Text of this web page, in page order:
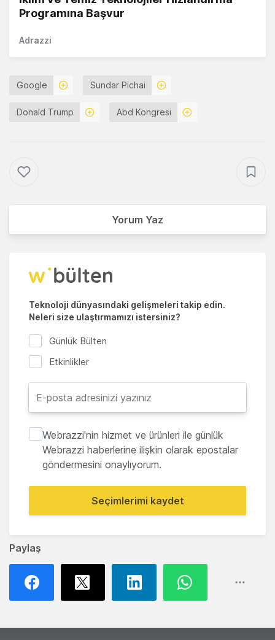
Paylaş
Programına Başvur
Adrazzi
Google Sundar Pichai
Donald Trump Abd Kongresi
Yorum Yaz
Teknoloji dünyasındaki gelişmeleri takip edin.
Neleri size ulaştırmamızı istersiniz?
Günlük Bülten
Etkinlikler
Webrazzi'nin hizmet ve ürünleri ile günlük
Webrazzi haberlerine ilişkin olarak epostalar
göndermesini onaylıyorum.
Seçimlerimi kaydet